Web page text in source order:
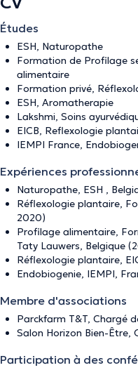
Études
ESH, Naturopathe
Formation de Profilage
alimentaire
Formation privé,
ESH, Aromatherapie
Lakshmi, Soins
EICB, Reflexologie
IEMPI France,
Expériences
Naturopathe, ESH ,
Réflexologie plantaire,
2020)
Profilage alimentaire,
Taty Lauwers, Belgique
Réflexologie plantaire,
Endobiogenie, IEMPI,
Membre d'associations
Parckfarm T&T, Chargé
Salon Horizon Bien-
Participation à des